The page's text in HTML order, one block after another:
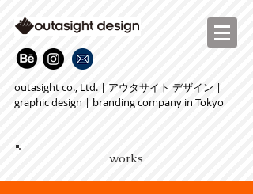
outasight co., Ltd. | アウタサイト デザイン |
graphic design | branding company in Tokyo
works